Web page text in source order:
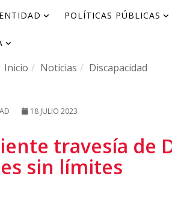
ENTIDAD POLÍTICAS PÚBLICAS
Inicio Noticias Discapacidad
18 JULIO 2023
travesía de
sin límites